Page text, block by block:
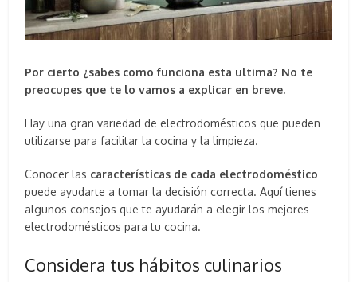
Por cierto ¿sabes como funciona esta ultima? No te
preocupes que te lo vamos a explicar en breve.
Hay una gran variedad de electrodomésticos que pueden
utilizarse para facilitar la cocina y la limpieza.
Conocer las características de cada electrodoméstico
puede ayudarte a tomar la decisión correcta. Aquí tienes
algunos consejos que te ayudarán a elegir los mejores
electrodomésticos para tu cocina.
Considera tus hábitos culinarios